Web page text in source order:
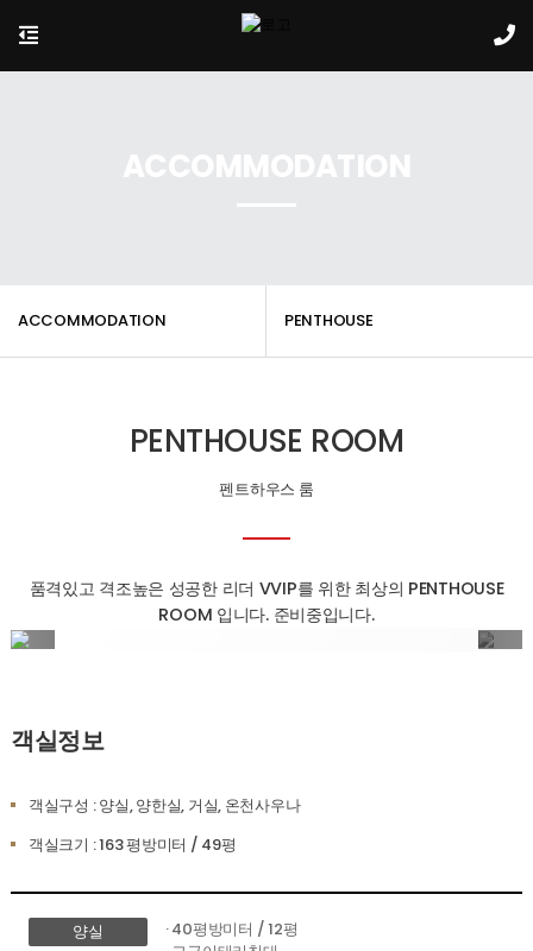
ACCOMMODATION PENTHOUSE
PENTHOUSE ROOM
펜트하우스 룸
품격있고 격조높은 성공한 리더 VVIP를 위한 최상의 PENTHOUSE
ROOM 입니다. 준비중입니다.
객실정보
객실구성 : 양실, 양한실, 거실, 온천사우나
객실크기 : 163 평방미터 / 49평
양실
· 40평방미터 / 12평